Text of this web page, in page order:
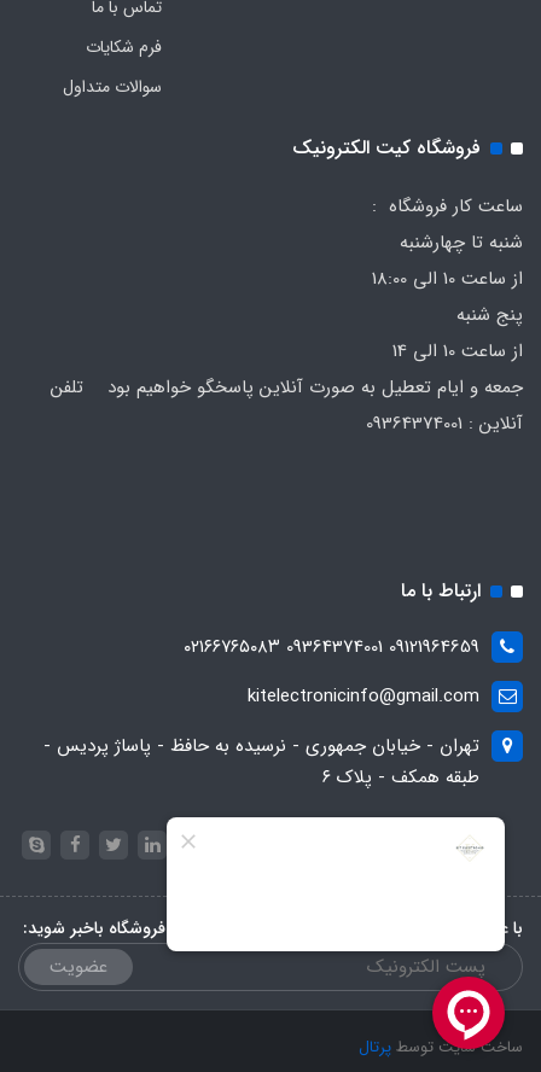
تماس با ما
فرم‌ شکایات
سوالات متداول
فروشگاه کیت الکترونیک
ساعت کار فروشگاه :
شنبه تا چهارشنبه
از ساعت 10 الی 18:00
پنج شنبه
از ساعت 10 الی 14
جمعه و ایام تعطیل به صورت آنلاین پاسخگو خواهیم بود تلفن
ارتباط با ما
09121964659 09364374001 ۰۲۱۶۶۷۶۵۰۸۳
kitelectronicinfo@gmail.com
تهران - خیابان جمهوری - نرسیده به حافظ - پاساژ پردیس -
طبقه همکف - پلاک ۶
با عضویت در خبرنامه، از تخفیف‌ها و جدیدترین‌های فروشگاه باخبر شوید:
عضویت
ساخت سایت توسطپرتال